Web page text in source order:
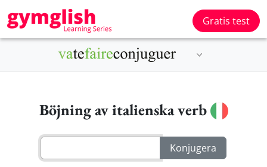
Gratis test
Böjning av italienska verb